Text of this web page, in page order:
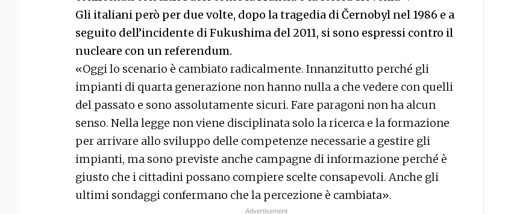
Gli italiani però per due volte, dopo la tragedia di Černobyl nel 1986 e a
seguito dell’incidente di Fukushima del 2011, si sono espressi contro il
nucleare con un referendum.
«Oggi lo scenario è cambiato radicalmente. Innanzitutto perché gli
impianti di quarta generazione non hanno nulla a che vedere con quelli
del passato e sono assolutamente sicuri. Fare paragoni non ha alcun
senso. Nella legge non viene disciplinata solo la ricerca e la formazione
per arrivare allo sviluppo delle competenze necessarie a gestire gli
impianti, ma sono previste anche campagne di informazione perché è
giusto che i cittadini possano compiere scelte consapevoli. Anche gli
ultimi sondaggi confermano che la percezione è cambiata».